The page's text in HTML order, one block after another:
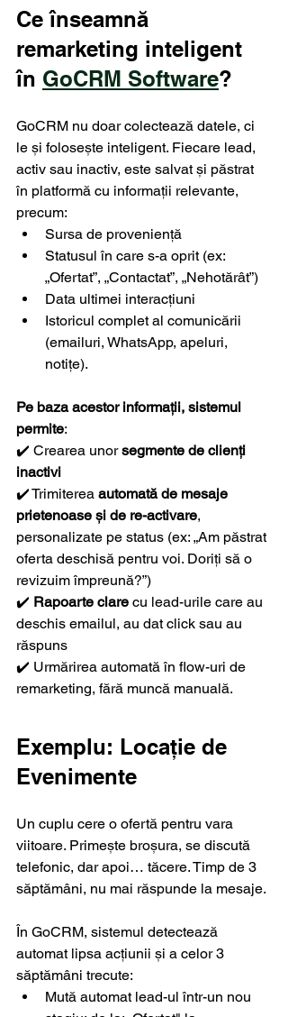
Ce înseamnă
remarketing inteligent
în GoCRM Software?
GoCRM nu doar colectează datele, ci
le și folosește inteligent. Fiecare lead,
activ sau inactiv, este salvat și păstrat
în platformă cu informații relevante,
precum:
Sursa de proveniență
Statusul în care s-a oprit (ex:
„Ofertat”, „Contactat”, „Nehotărât”)
Data ultimei interacțiuni
Istoricul complet al comunicării
(emailuri, WhatsApp, apeluri,
notițe).
Pe baza acestor informații, sistemul
permite:
✔️ Crearea unor segmente de clienți
inactivi
✔️ Trimiterea automată de mesaje
prietenoase și de re-activare,
personalizate pe status (ex: „Am păstrat
oferta deschisă pentru voi. Doriți să o
revizuim împreună?”)
✔️ Rapoarte clare cu lead-urile care au
deschis emailul, au dat click sau au
răspuns
✔️ Urmărirea automată în flow-uri de
remarketing, fără muncă manuală.
Exemplu: Locație de
Evenimente
Un cuplu cere o ofertă pentru vara
viitoare. Primește broșura, se discută
telefonic, dar apoi… tăcere. Timp de 3
săptămâni, nu mai răspunde la mesaje.
În GoCRM, sistemul detectează
automat lipsa acțiunii și a celor 3
săptămâni trecute:
Mută automat lead-ul într-un nou